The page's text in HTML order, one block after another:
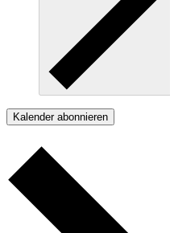
Kalender abonnieren